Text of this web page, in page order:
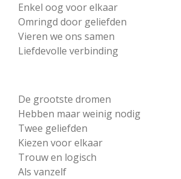
Enkel oog voor elkaar
Omringd door geliefden
Vieren we ons samen
Liefdevolle verbinding
De grootste dromen
Hebben maar weinig nodig
Twee geliefden
Kiezen voor elkaar
Trouw en logisch
Als vanzelf